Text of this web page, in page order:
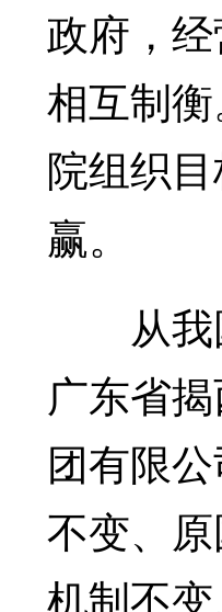
政府，
相互制
院组织
赢。
从我
广东省
团有限
不变、
机制不